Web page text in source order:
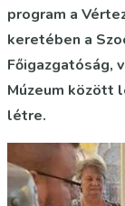
program a
keretében a
Főigazgatóság,
Múzeum között
létre.